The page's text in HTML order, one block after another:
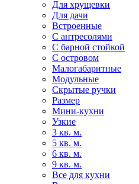
Для хрущевки
Для дачи
Встроенные
С антресолями
С барной стойкой
С островом
Малогабаритные
Модульные
Скрытые ручки
Размер
Мини-кухни
Узкие
3 кв. м.
5 кв. м.
6 кв. м.
9 кв. м.
Все для кухни